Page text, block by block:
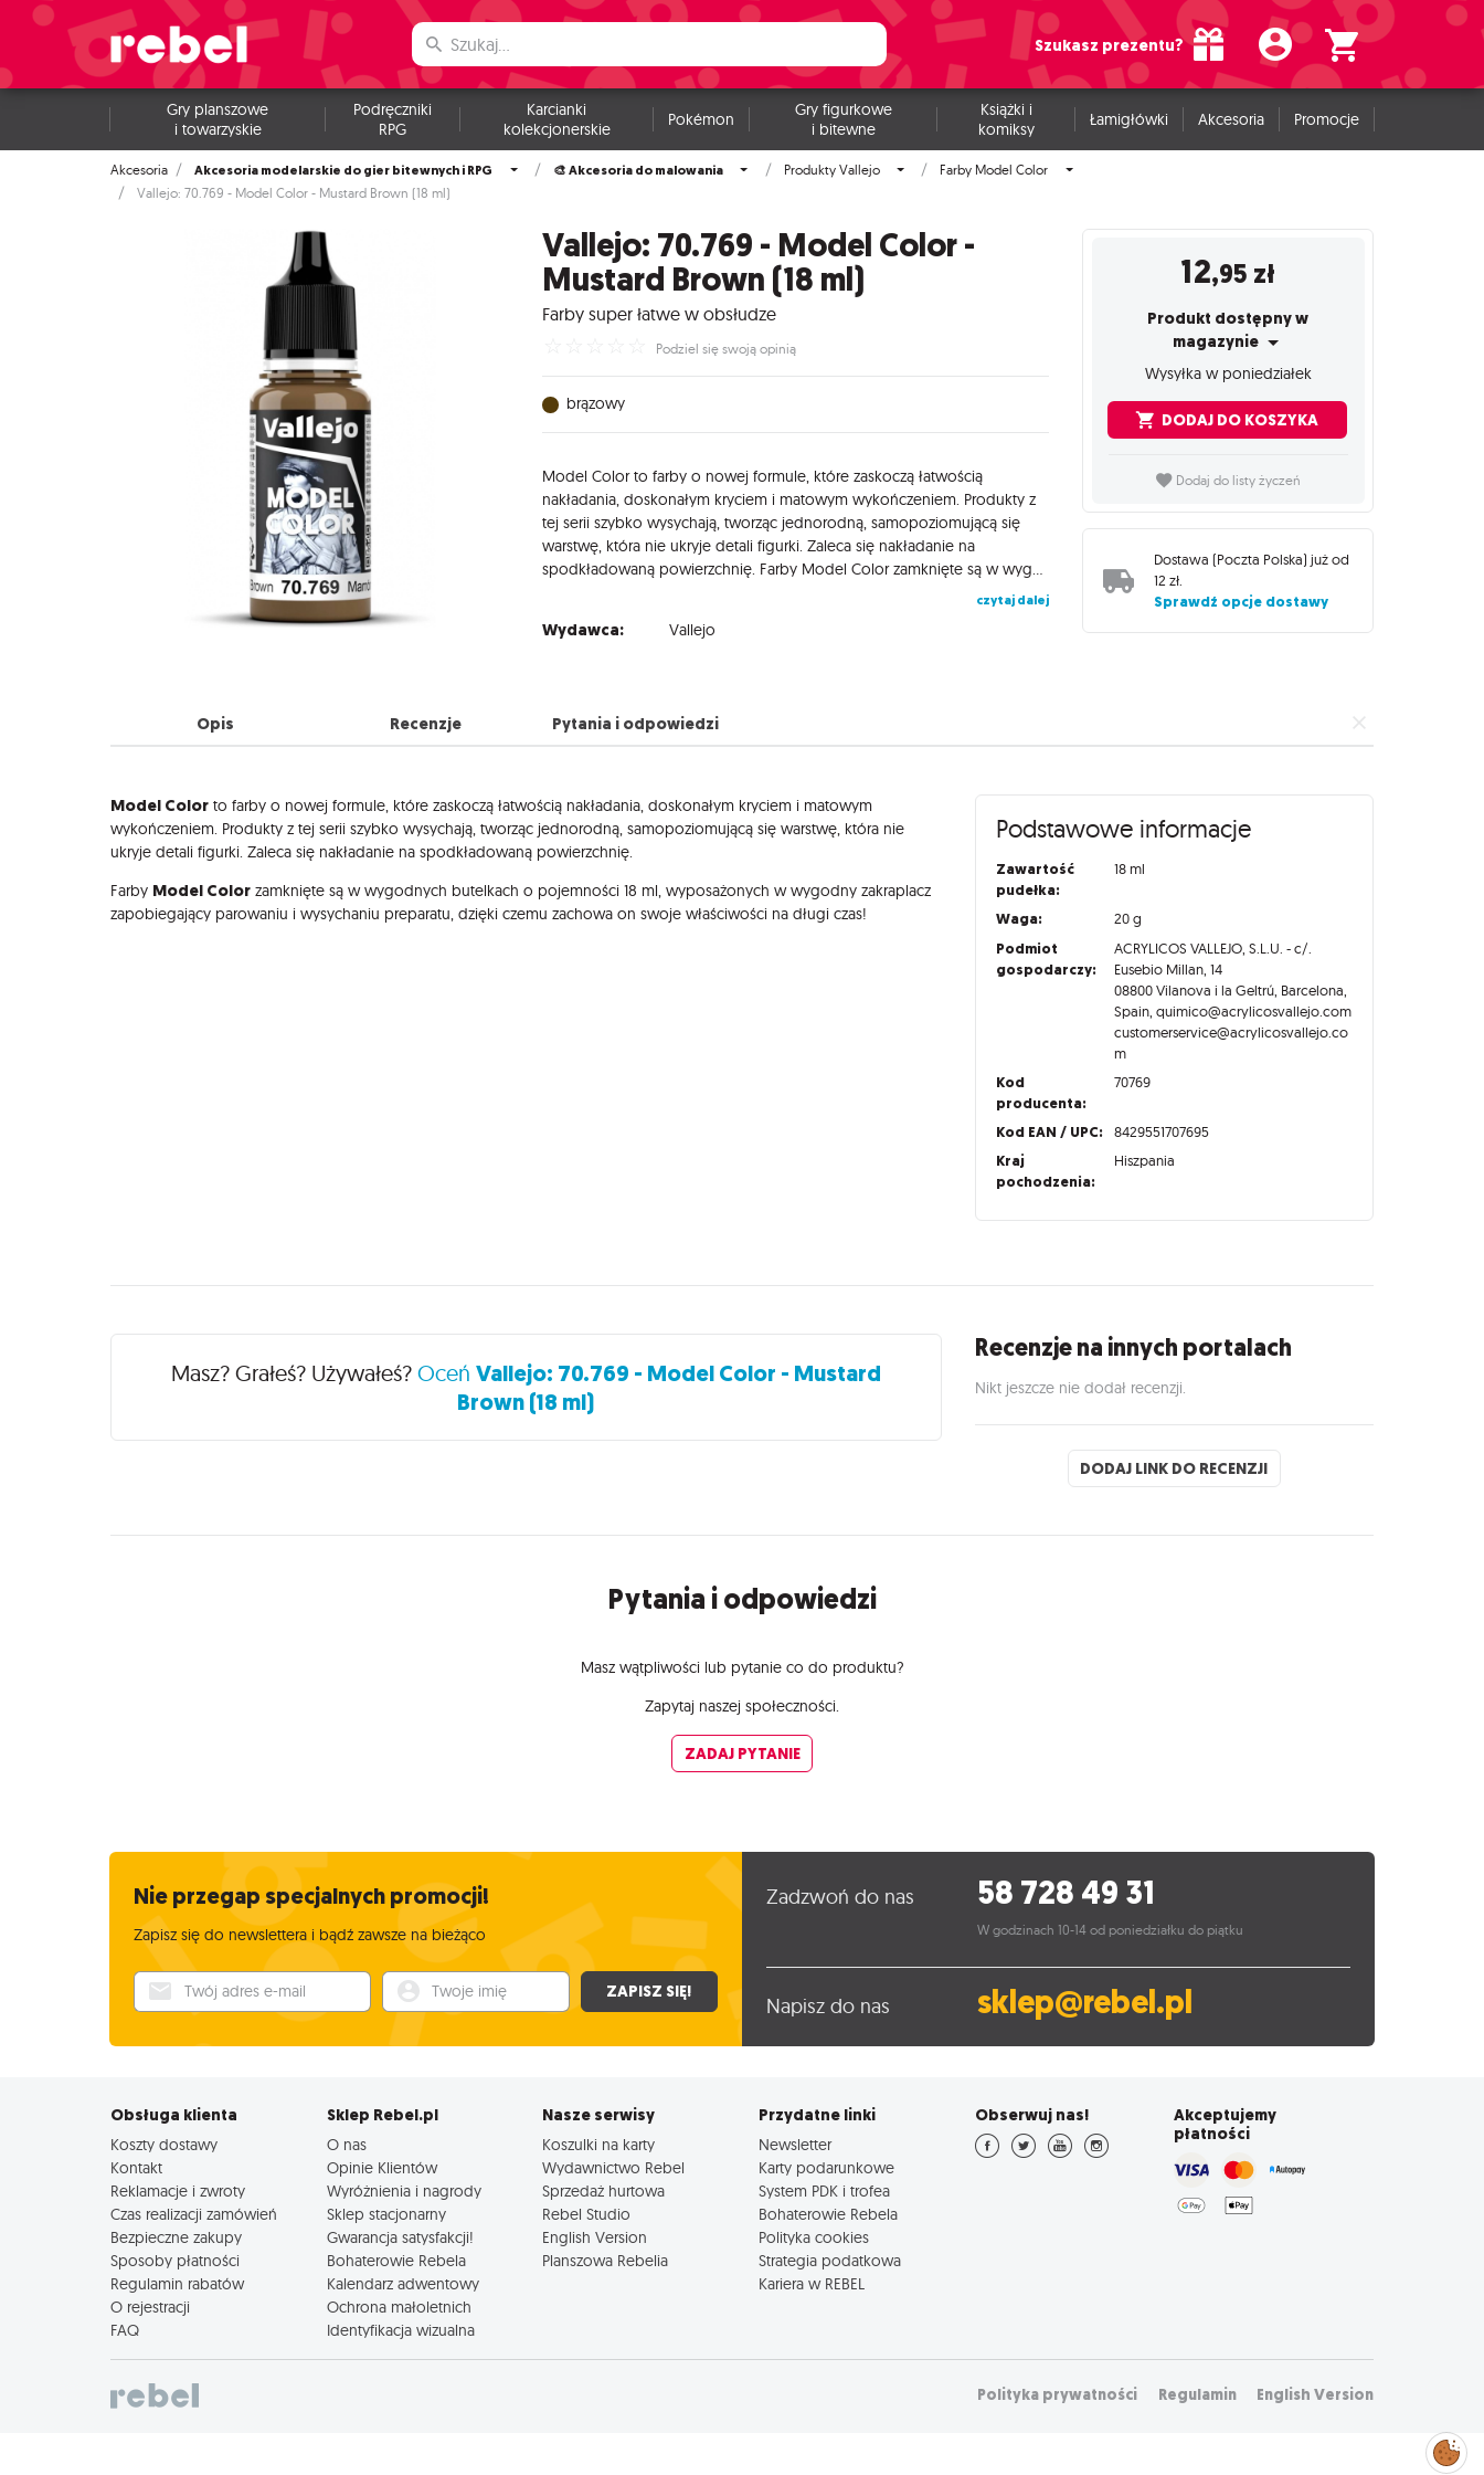
Szukasz prezentu?
Gry planszowe
i towarzyskie
Podręczniki
RPG
Karcianki
kolekcjonerskie
Pokémon
Gry figurkowe
i bitewne
Książki i
komiksy
Łamigłówki Akcesoria Promocje
Akcesoria Akcesoria modelarskie do gier bitewnych i RPG 🎨 Akcesoria do malowania Produkty Vallejo
Farby Model Color
Vallejo: 70.769 - Model Color - Mustard Brown (18 ml)
Vallejo: 70.769 - Model Color -
Mustard Brown (18 ml)
Farby super łatwe w obsłudze
Podziel się swoją opinią
brązowy
Model Color to farby o nowej formule, które zaskoczą łatwością
nakładania, doskonałym kryciem i matowym wykończeniem. Produkty z
tej serii szybko wysychają, tworząc jednorodną, samopoziomującą się
warstwę, która nie ukryje detali figurki. Zaleca się nakładanie na
czytaj dalej
Wydawca: Vallejo
12,95 zł
Produkt dostępny w
magazynie
Wysyłka w poniedziałek
DODAJ DO KOSZYKA
Dodaj do listy życzeń
Dostawa (Poczta Polska) już od
12 zł.
Sprawdź opcje dostawy
Opis Recenzje Pytania i odpowiedzi
Opis
Model Color to farby o nowej formule, które zaskoczą łatwością nakładania, doskonałym kryciem i matowym
wykończeniem. Produkty z tej serii szybko wysychają, tworząc jednorodną, samopoziomującą się warstwę, która nie
ukryje detali figurki. Zaleca się nakładanie na spodkładowaną powierzchnię.
Farby Model Color zamknięte są w wygodnych butelkach o pojemności 18 ml, wyposażonych w wygodny zakraplacz
zapobiegający parowaniu i wysychaniu preparatu, dzięki czemu zachowa on swoje właściwości na długi czas!
Podstawowe informacje
Zawartość
pudełka:
18 ml
Waga: 20 g
Podmiot
gospodarczy:
ACRYLICOS VALLEJO, S.L.U. - c/.
Eusebio Millan, 14
08800 Vilanova i la Geltrú, Barcelona,
Spain, quimico@acrylicosvallejo.com
customerservice@acrylicosvallejo.co
m
Kod
producenta:
70769
Kod EAN / UPC: 8429551707695
Kraj
pochodzenia:
Hiszpania
Recenzje
Masz? Grałeś? Używałeś? Oceń Vallejo: 70.769 - Model Color - Mustard
Brown (18 ml)
Recenzje na innych portalach
Nikt jeszcze nie dodał recenzji.
DODAJ LINK DO RECENZJI
Pytania i odpowiedzi
Masz wątpliwości lub pytanie co do produktu?
Zapytaj naszej społeczności.
ZADAJ PYTANIE
Nie przegap specjalnych promocji!
Zapisz się do newslettera i bądź zawsze na bieżąco
Twój adres e-mail Twoje imię ZAPISZ SIĘ!
Zadzwoń do nas 58 728 49 31
W godzinach 10-14 od poniedziałku do piątku
Napisz do nas sklep@rebel.pl
Obsługa klienta
Koszty dostawy
Kontakt
Reklamacje i zwroty
Czas realizacji zamówień
Bezpieczne zakupy
Sposoby płatności
Regulamin rabatów
O rejestracji
FAQ
Sklep Rebel.pl
O nas
Opinie Klientów
Wyróżnienia i nagrody
Sklep stacjonarny
Gwarancja satysfakcji!
Bohaterowie Rebela
Kalendarz adwentowy
Ochrona małoletnich
Identyfikacja wizualna
Nasze serwisy
Koszulki na karty
Wydawnictwo Rebel
Sprzedaż hurtowa
Rebel Studio
English Version
Planszowa Rebelia
Przydatne linki
Newsletter
Karty podarunkowe
System PDK i trofea
Bohaterowie Rebela
Polityka cookies
Strategia podatkowa
Kariera w REBEL
Obserwuj nas!
Akceptujemy
płatności
Polityka prywatności Regulamin English Version
Zarządzaj
preferencjami
cookies